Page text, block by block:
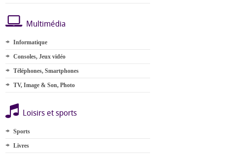
Multimédia
Informatique
Consoles, Jeux vidéo
Téléphones, Smartphones
TV, Image & Son, Photo
Loisirs et sports
Sports
Livres